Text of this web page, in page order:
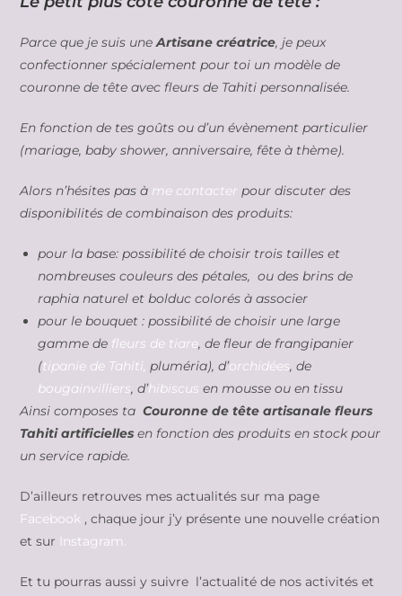
Parce que je suis uneArtisane créatrice, je peux
confectionner spécialement pour toi un modèle de
couronne de tête avec fleurs de Tahiti personnalisée.
En fonction de tes goûts ou d’un évènement particulier
(mariage, baby shower, anniversaire, fête à thème).
Alors n’hésites pas à me contacter pour discuter des
disponibilités de combinaison des produits:
pour la base: possibilité de choisir trois tailles et
nombreuses couleurs des pétales, ou des brins de
raphia naturel et bolduc colorés à associer
pour le bouquet : possibilité de choisir une large
gamme de fleurs de tiare, de fleur de frangipanier
(tipanie de Tahiti,pluméria), d’orchidées, de
bougainvilliers, d’hibiscus en mousse ou en tissu
Ainsi composes taCouronne de tête artisanale fleurs
Tahiti artificielles en fonction des produits en stock pour
un service rapide.
D’ailleurs retrouves mes actualités sur ma page
Facebook , chaque jour j’y présente une nouvelle création
et sur Instagram.
Et tu pourras aussi y suivre l’actualité de nos activités et